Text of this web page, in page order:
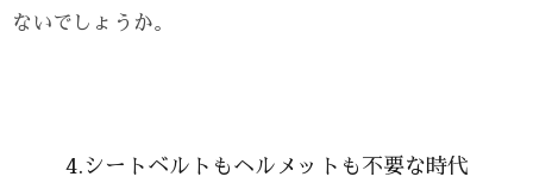
ないでしょうか。
4.シートベルトもヘルメットも不要な時代